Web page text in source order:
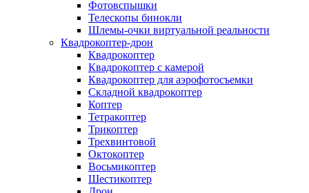
Фотовспышки
Телескопы бинокли
Шлемы-очки виртуальной реальности
Квадрокоптер-дрон
Квадрокоптер
Квадрокоптер с камерой
Квадрокоптер для аэрофотосъемки
Складной квадрокоптер
Коптер
Тетракоптер
Трикоптер
Трехвинтовой
Октокоптер
Восьмикоптер
Шестикоптер